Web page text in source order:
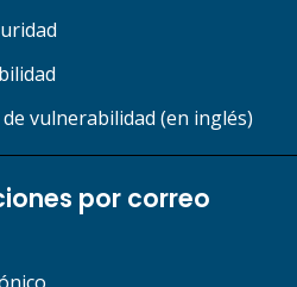
vulnerabilidad (en inglés)
por correo